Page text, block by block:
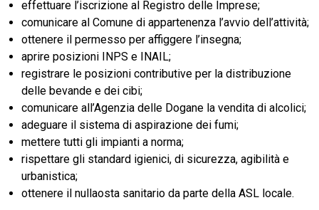
effettuare l’iscrizione al Registro delle Imprese;
comunicare al Comune di appartenenza l’avvio dell’attività;
ottenere il permesso per affiggere l’insegna;
aprire posizioni INPS e INAIL;
registrare le posizioni contributive per la distribuzione
delle bevande e dei cibi;
comunicare all’Agenzia delle Dogane la vendita di alcolici;
adeguare il sistema di aspirazione dei fumi;
mettere tutti gli impianti a norma;
rispettare gli standard igienici, di sicurezza, agibilità e
urbanistica;
ottenere il nullaosta sanitario da parte della ASL locale.